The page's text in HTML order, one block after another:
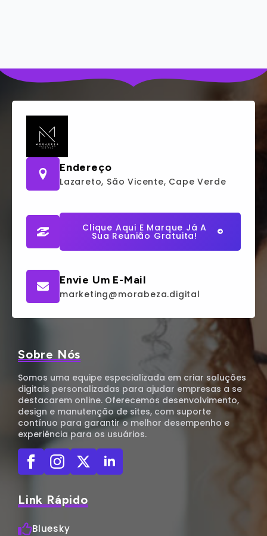
Endereço
Lazareto, São Vicente, Cape Verde
Clique Aqui E Marque Já A
Sua Reunião Gratuita!
Envie Um E-Mail
marketing@morabeza.digital
Sobre Nós
Somos uma equipe especializada em criar soluções
digitais personalizadas para ajudar empresas a se
destacarem online. Oferecemos desenvolvimento,
design e manutenção de sites, com suporte
contínuo para garantir o melhor desempenho e
experiência para os usuários.
Link Rápido
Bluesky